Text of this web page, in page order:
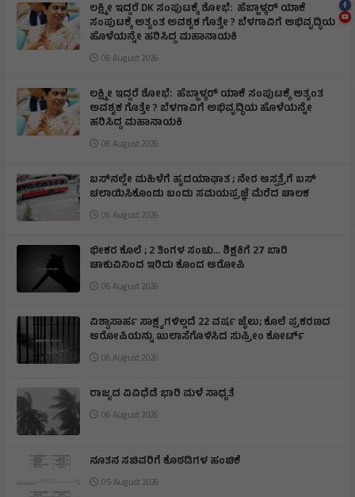
ಲಕ್ಷ್ಮೀ ಇದ್ದರೆ DK ಸಂಪುಟಕ್ಕೆ ಶೋಭೆ: ಹೆಬ್ಬಾಳ್ಕರ್ ಯಾಕೆ
ಸಂಪುಟಕ್ಕೆ ಅತ್ಯಂತ ಅವಶ್ಯಕ ಗೊತ್ತೇ ? ಬೆಳಗಾವಿಗೆ ಅಭಿವೃದ್ಧಿಯ
ಹೊಳೆಯನ್ನೇ ಹರಿಸಿದ್ದ ಮಹಾನಾಯಕಿ
06 August 2026
ಲಕ್ಷ್ಮೀ ಇದ್ದರೆ ಶೋಭೆ: ಹೆಬ್ಬಾಳ್ಕರ್ ಯಾಕೆ ಸಂಪುಟಕ್ಕೆ ಅತ್ಯಂತ
ಅವಶ್ಯಕ ಗೊತ್ತೇ ? ಬೆಳಗಾವಿಗೆ ಅಭಿವೃದ್ಧಿಯ ಹೊಳೆಯನ್ನೇ
ಹರಿಸಿದ್ದ ಮಹಾನಾಯಕಿ
06 August 2026
ಬಸ್‌ನಲ್ಲೇ ಮಹಿಳೆಗೆ ಹೃದಯಾಘಾತ ; ನೇರ ಆಸ್ಪತ್ರೆಗೆ ಬಸ್‌
ಚಲಾಯಿಸಿಕೊಂಡು ಬಂದು ಸಮಯಪ್ರಜ್ಞೆ ಮೆರೆದ ಚಾಲಕ
06 August 2026
ಭೀಕರ ಕೊಲೆ ; 2 ತಿಂಗಳ ಸಂಚು… ಶಿಕ್ಷಕಿಗೆ 27 ಬಾರಿ
ಚಾಕುವಿನಿಂದ ಇರಿದು ಕೊಂದ ಆರೋಪಿ
06 August 2026
ವಿಶ್ವಾಸಾರ್ಹ ಸಾಕ್ಷ್ಯಗಳಿಲ್ಲದೆ 22 ವರ್ಷ ಜೈಲು; ಕೊಲೆ ಪ್ರಕರಣದ
ಆರೋಪಿಯನ್ನು ಖುಲಾಸೆಗೊಳಿಸಿದ ಸುಪ್ರೀಂ ಕೋರ್ಟ್
06 August 2026
ರಾಜ್ಯದ ವಿವಿಧೆಡೆ ಭಾರಿ ಮಳೆ ಸಾಧ್ಯತೆ
06 August 2026
ನೂತನ ಸಚಿವರಿಗೆ ಕೊಠಡಿಗಳ ಹಂಚಿಕೆ
05 August 2026